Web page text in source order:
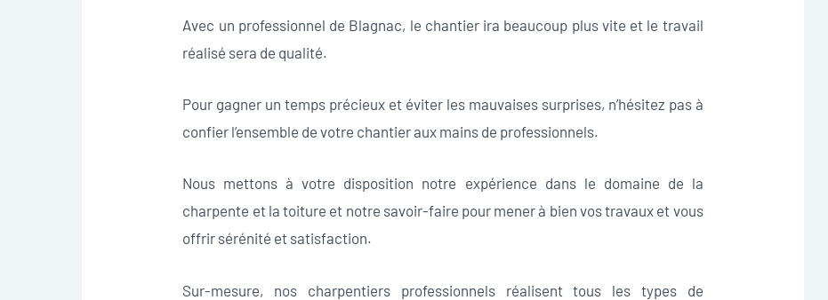
Avec un professionnel de Blagnac, le chantier ira beaucoup plus vite et le travail
réalisé sera de qualité.
Pour gagner un temps précieux et éviter les mauvaises surprises, n’hésitez pas à
confier l’ensemble de votre chantier aux mains de professionnels.
Nous mettons à votre disposition notre expérience dans le domaine de la
charpente et la toiture et notre savoir-faire pour mener à bien vos travaux et vous
offrir sérénité et satisfaction.
Sur-mesure, nos charpentiers professionnels réalisent tous les types de